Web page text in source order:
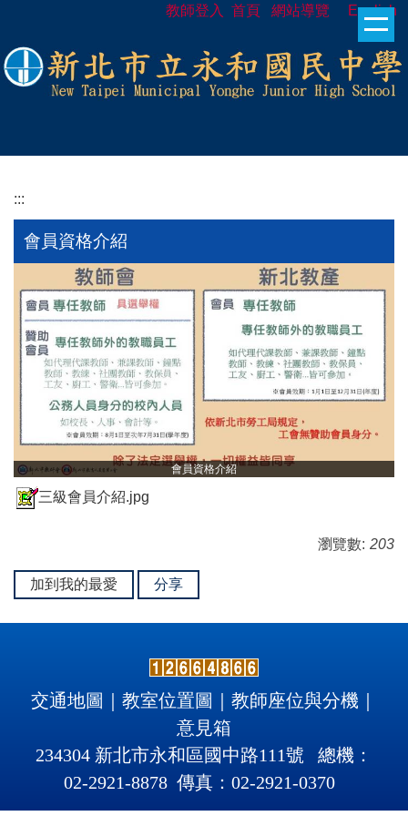
主
要
教師登入 首頁 網站導覽 English
:::
會員資格介紹
會員資格介紹
三級會員介紹.jpg
瀏覽數: 203
加到我的最愛 分享
交通地圖 教室位置圖 教師座位與分機
意見箱
234304 新北市永和區國中路111號 總機：
02-2921-8878 傳真：02-2921-0370